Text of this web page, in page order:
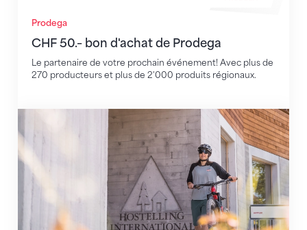
Prodega
CHF 50.– bon d'achat de Prodega
Le partenaire de votre prochain événement! Avec plus de
270 producteurs et plus de 2'000 produits régionaux.
15 % de réduction sur ta nuitée